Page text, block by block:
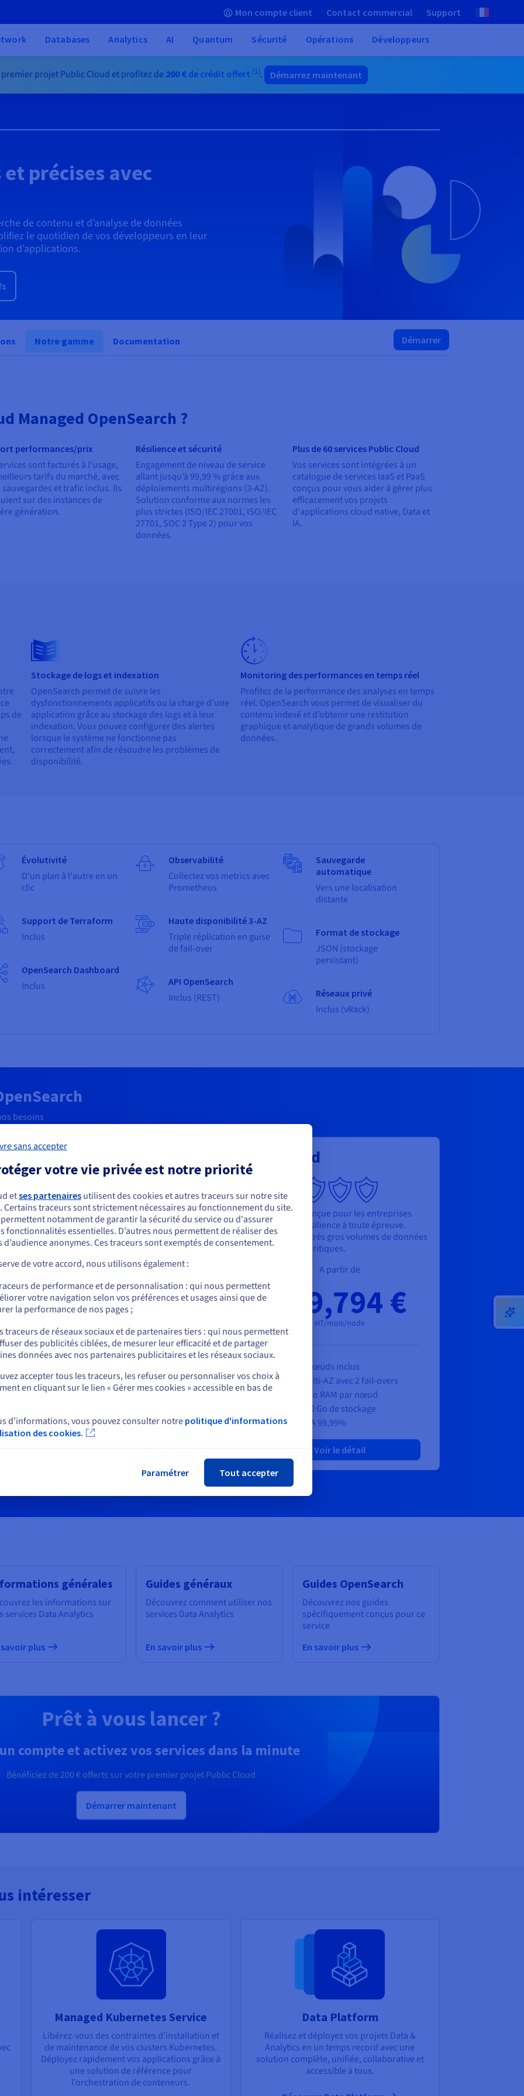
Mon compte client Contact commercial Support
Databases Analytics AI Quantum Sécurité Opérations Développeurs
premier projet Public Cloud et profitez de 200 €de crédit offert [1]. Démarrez maintenant
précises avec
de contenu et d’analyse de données
le quotidien de vos développeurs en leur
d’applications.
Notre gamme Documentation Démarrer
Managed OpenSearch ?
performances/prix
sont facturés à l’usage,
tarifs du marché, avec
sauvegardes et trafic inclus. Ils
sur des instances de
génération.
Résilience et sécurité
Engagement de niveau de service
allant jusqu’à 99,99 % grâce aux
déploiements multirégions (3-AZ).
Solution conforme aux normes les
plus strictes (ISO/IEC 27001, ISO/IEC
27701, SOC 2 Type 2) pour vos
données.
Plus de 60 services Public Cloud
Vos services sont intégrées à un
catalogue de services IaaS et PaaS
conçus pour vous aider à gérer plus
efficacement vos projets
d'applications cloud native, Data et
IA.
de
Stockage de logs et indexation
OpenSearch permet de suivre les
dysfonctionnements applicatifs ou la charge d’une
application grâce au stockage des logs et à leur
indexation. Vous pouvez configurer des alertes
lorsque le système ne fonctionne pas
correctement afin de résoudre les problèmes de
disponibilité.
Monitoring des performances en temps réel
Profitez de la performance des analyses en temps
réel. OpenSearch vous permet de visualiser du
contenu indexé et d’obtenir une restitution
graphique et analytique de grands volumes de
données.
Évolutivité
D'un plan à l'autre en un
clic
Support de Terraform
Inclus
OpenSearch Dashboard
Inclus
Observabilité
Collectez vos metrics avec
Prometheus
Haute disponibilité 3-AZ
Triple réplication en guise
de fail-over
API OpenSearch
Inclus (REST)
Sauvegarde
automatique
Vers une localisation
distante
Format de stockage
JSON (stockage
persistant)
Réseaux privé
Inclus (vRack)
besoins
Production
Mettez en production vos environnements en
toute confiance. Le failover automatique et
les sauvegardes sur 14 jours garantissent une
exploitation sans effort supplémentaire.
A partir de
128,699 €
Multi-AZ avec 1 fail-over
7 Go RAM par nœud
SLA 99,95%
Advanced
Une solution conçue pour les entreprises
exigeant une résilience à toute épreuve.
Idéale pour les très gros volumes de données
et les données critiques.
A partir de
129,794 €
HT/mois/node
6 nœuds inclus
Multi-AZ avec 2 fail-overs
7 Go RAM par nœud
480 Go de stockage
SLA 99,99%
Voir le détail
générales
les informations sur
services Data Analytics
savoir plus
Guides généraux
Découvrez comment utiliser nos
services Data Analytics
En savoir plus
Guides OpenSearch
Découvrez nos guides
spécifiquement conçus pour ce
service
En savoir plus
Prêt à vous lancer ?
compte et activez vos services dans la minute
Bénéficiez de 200 €offerts sur votre premier projet Public Cloud
Démarrer maintenant
intéresser
Managed Kubernetes Service
Libérez-vous des contraintes d’installation et
de maintenance de vos clusters Kubernetes.
Déployez rapidement vos applications grâce à
une solution de référence pour
l’orchestration de conteneurs.
Data Platform
Réalisez et déployez vos projets Data &
Analytics en un temps record avec une
solution complète, unifiée, collaborative et
accessible à tous.
semblez être localisé en États-Unis.
commander, rendez-vous sur le site de votre pays (États-Unis) et créez un
us.ovhcloud.com/public-cloud Anglais USD - $
ou
sur le site actuel
un autre site web
sans accepter
votre vie privée est notre priorité
etses partenaires utilisent des cookies et autres traceurs sur notre site
Certains traceurs sont strictement nécessaires au fonctionnement du site.
notamment de garantir la sécurité du service ou d'assurer
fonctionnalités essentielles. D’autres nous permettent de réaliser des
d’audience anonymes. Ces traceurs sont exemptés de consentement.
de votre accord, nous utilisons également :
de performance et de personnalisation : qui nous permettent
votre navigation selon vos préférences et usages ainsi que de
la performance de nos pages ;
traceurs de réseaux sociaux et de partenaires tiers : qui nous permettent
des publicités ciblées, de mesurer leur efficacité et de partager
données avec nos partenaires publicitaires et les réseaux sociaux.
accepter tous les traceurs, les refuser ou personnaliser vos choix à
en cliquant sur le lien « Gérer mes cookies » accessible en bas de
d’informations, vous pouvez consulter notre politique d'informations
des cookies.
Paramétrer Tout accepter